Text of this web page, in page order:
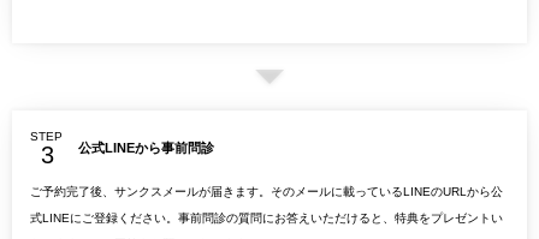
STEP
公式LINEから事前問診
ご予約完了後、サンクスメールが届きます。そのメールに載っているLINEのURLから公
式LINEにご登録ください。事前問診の質問にお答えいただけると、特典をプレゼントい